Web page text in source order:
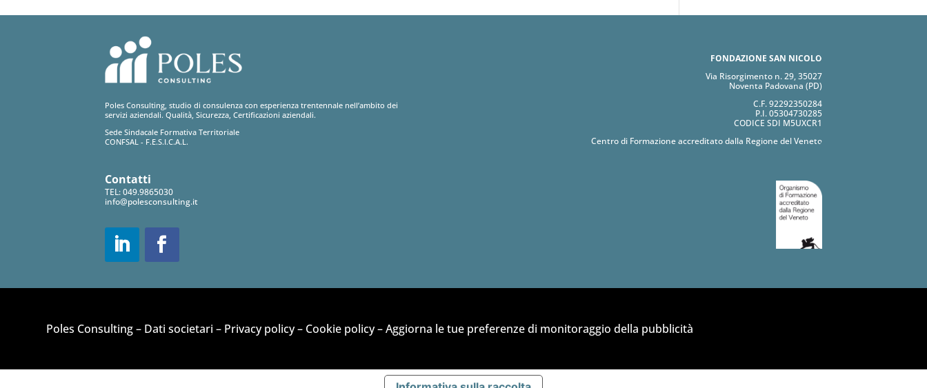
Poles Consulting, studio di consulenza con esperienza trentennale nell’ambito dei
servizi aziendali. Qualità, Sicurezza, Certificazioni aziendali.
Sede Sindacale Formativa Territoriale
CONFSAL - F.E.S.I.C.A.L.
Contatti
TEL:049.9865030
info@polesconsulting.it
FONDAZIONE SAN NICOLÒ
Via Risorgimento n. 29, 35027
Noventa Padovana (PD)
C.F. 92292350284
P.I. 05304730285
CODICE SDI M5UXCR1
Centro di Formazione accreditato dalla Regione del Veneto
Poles Consulting – Dati societari – Privacy policy– Cookie policy–Aggiorna le tue preferenze di monitoraggio della pubblicità